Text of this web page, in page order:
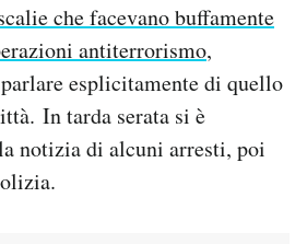
che facevano buffamente
antiterrorismo,
esplicitamente di quello
In tarda serata si è
notizia di alcuni arresti, poi